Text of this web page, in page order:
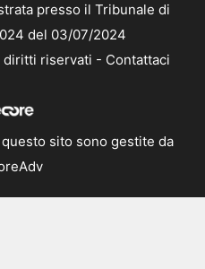
presso il Tribunale di
del 03/07/2024
riservati - Contattaci
sito sono gestite da